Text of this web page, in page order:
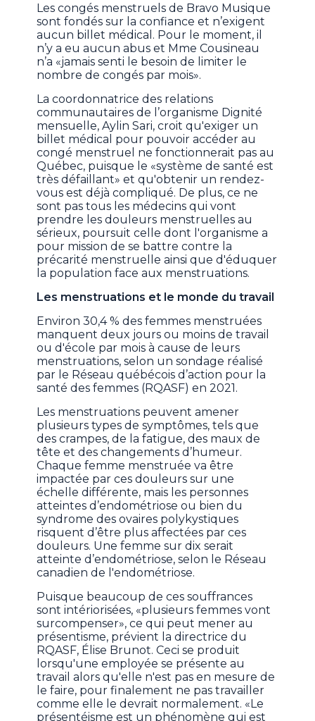
Les congés menstruels de Bravo Musique
sont fondés sur la confiance et n’exigent
aucun billet médical. Pour le moment, il
n’y a eu aucun abus et Mme Cousineau
n’a «jamais senti le besoin de limiter le
nombre de congés par mois».
La coordonnatrice des relations
communautaires de l’organisme Dignité
mensuelle, Aylin Sari, croit qu'exiger un
billet médical pour pouvoir accéder au
congé menstruel ne fonctionnerait pas au
Québec, puisque le «système de santé est
très défaillant» et qu'obtenir un rendez-
vous est déjà compliqué. De plus, ce ne
sont pas tous les médecins qui vont
prendre les douleurs menstruelles au
sérieux, poursuit celle dont l'organisme a
pour mission de se battre contre la
précarité menstruelle ainsi que d'éduquer
la population face aux menstruations.
Les menstruations et le monde du travail
Environ 30,4 % des femmes menstruées
manquent deux jours ou moins de travail
ou d'école par mois à cause de leurs
menstruations, selon un sondage réalisé
par le Réseau québécois d’action pour la
santé des femmes (RQASF) en 2021.
Les menstruations peuvent amener
plusieurs types de symptômes, tels que
des crampes, de la fatigue, des maux de
tête et des changements d’humeur.
Chaque femme menstruée va être
impactée par ces douleurs sur une
échelle différente, mais les personnes
atteintes d’endométriose ou bien du
syndrome des ovaires polykystiques
risquent d’être plus affectées par ces
douleurs. Une femme sur dix serait
atteinte d’endométriose, selon le Réseau
canadien de l'endométriose.
Puisque beaucoup de ces souffrances
sont intériorisées, «plusieurs femmes vont
surcompenser», ce qui peut mener au
présentisme, prévient la directrice du
RQASF, Élise Brunot. Ceci se produit
lorsqu'une employée se présente au
travail alors qu'elle n'est pas en mesure de
le faire, pour finalement ne pas travailler
comme elle le devrait normalement. «Le
présentéisme est un phénomène qui est